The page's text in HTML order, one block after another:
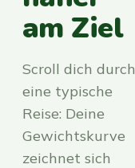
am Ziel
Scroll dich durch
eine typische
Reise: Deine
Gewichtskurve
zeichnet sich